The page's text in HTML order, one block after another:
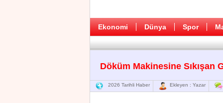
Ekonomi Dünya Spor
Döküm Makinesine Sıkışan
2026 Tarihli Haber Ekleyen : Yazar